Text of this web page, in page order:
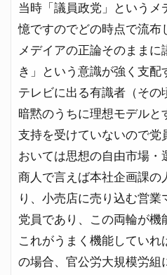
当時「議員政党」という
憶ですのでどの時点で流
メデイアの正論そのまま
き」という意識が強く支
テレビに出る有識者（そ
暗黙のうちに理想モデル
支持を受けていないので
おいては思想の自由市場
商人で言えば本社企画課
り、小売店に売り込む営
党員であり、この両輪が
これがうまく機能してい
の場合、官公労大規模労